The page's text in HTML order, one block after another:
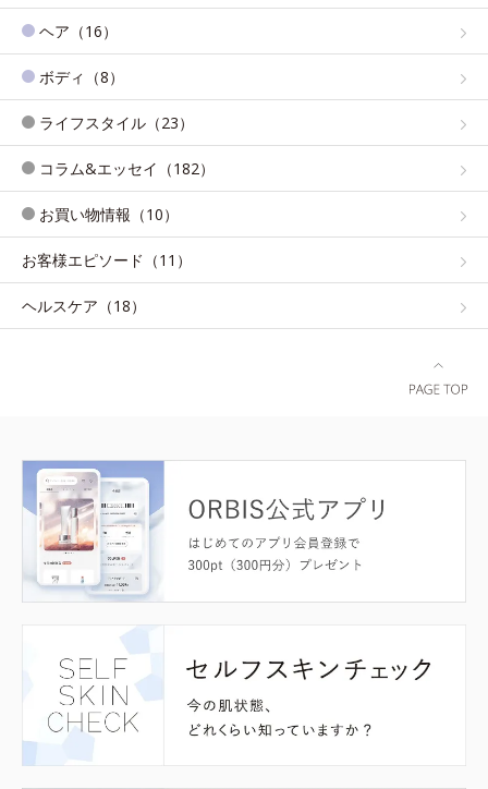
ヘア（16）
ボディ（8）
ライフスタイル（23）
コラム&エッセイ（182）
お買い物情報（10）
お客様エピソード（11）
ヘルスケア（18）